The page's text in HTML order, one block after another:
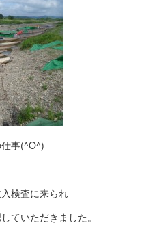
事(^O^)
検査に来られ
ていただきました。